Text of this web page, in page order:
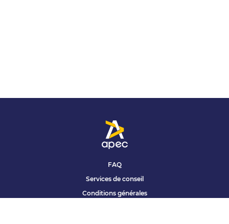
FAQ
Services de conseil
Conditions générales